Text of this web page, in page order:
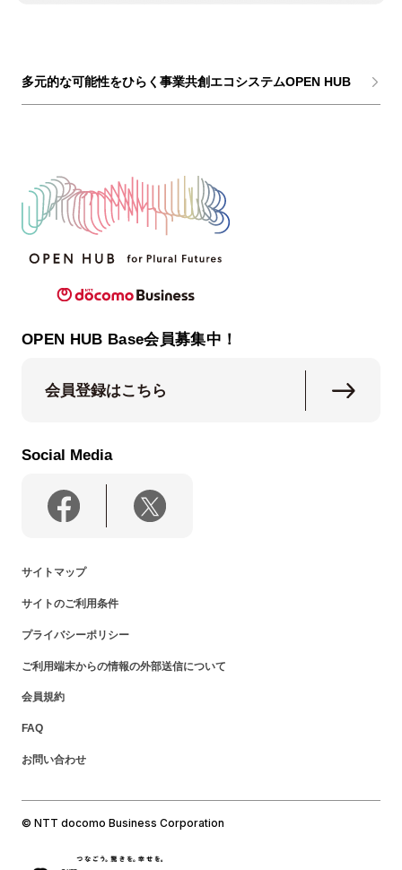
多元的な可能性をひらく事業共創エコシステムOPEN HUB
OPEN HUB Base会員募集中！
会員登録はこちら
Social Media
サイトマップ
サイトのご利用条件
プライバシーポリシー
ご利用端末からの情報の外部送信について
会員規約
FAQ
お問い合わせ
© NTT docomo Business Corporation